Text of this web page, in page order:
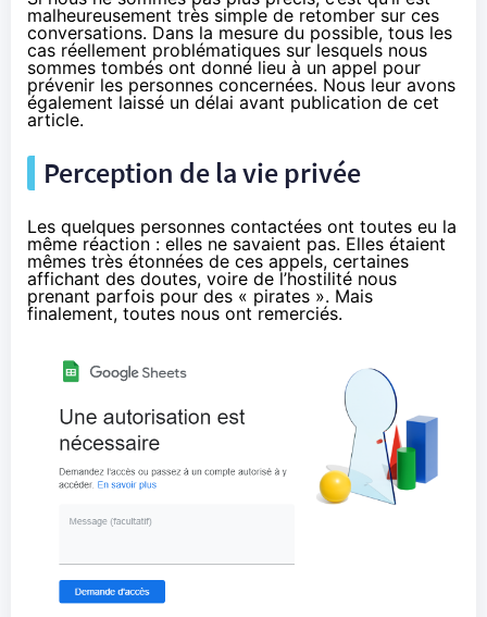
malheureusement très simple de retomber sur ces
conversations. Dans la mesure du possible, tous les
cas réellement problématiques sur lesquels nous
sommes tombés ont donné lieu à un appel pour
prévenir les personnes concernées. Nous leur avons
également laissé un délai avant publication de cet
article.
Perception de la vie privée
Les quelques personnes contactées ont toutes eu la
même réaction : elles ne savaient pas. Elles étaient
mêmes très étonnées de ces appels, certaines
affichant des doutes, voire de l’hostilité nous
prenant parfois pour des « pirates ». Mais
finalement, toutes nous ont remerciés.